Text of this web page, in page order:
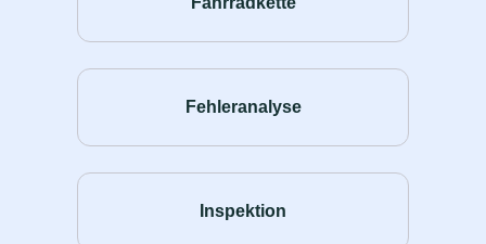
Fehleranalyse
Inspektion